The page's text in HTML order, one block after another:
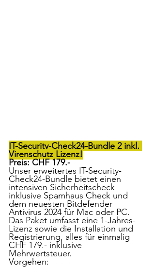
IT-Security-Check24-Bundle 2 inkl.
Virenschutz Lizenz!
Preis: CHF 179.-
Unser erweitertes IT-Security-
Check24-Bundle bietet einen
intensiven Sicherheitscheck
inklusive Spamhaus Check und
dem neuesten Bitdefender
Antivirus 2024 für Mac oder PC.
Das Paket umfasst eine 1-Jahres-
Lizenz sowie die Installation und
Registrierung, alles für einmalig
CHF 179.- inklusive
Mehrwertsteuer.
Vorgehen: